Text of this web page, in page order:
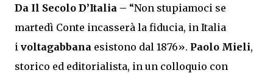
Da Il Secolo D’Italia – “Non stupiamoci se
martedì Conte incasserà la fiducia, in Italia
i voltagabbana esistono dal 1876». Paolo Mieli,
storico ed editorialista, in un colloquio con